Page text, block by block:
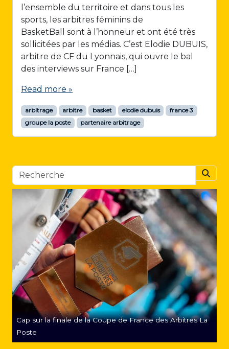
l’ensemble du territoire et dans tous les
sports, les arbitres féminins de
BasketBall sont à l’honneur et ont été très
sollicitées par les médias. C’est Elodie DUBUIS,
arbitre de CF du Lyonnais, qui ouvre le bal
des interviews sur France […]
Read more »
arbitrage arbitre basket elodie dubuis
france 3
groupe la poste
partenaire arbitrage
Cap sur la finale de la Coupe de France des Arbitres La
Poste